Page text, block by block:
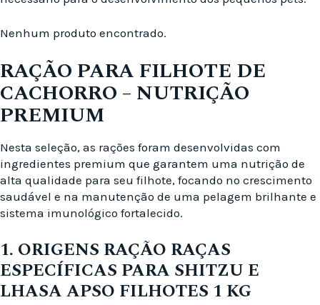
Nenhum produto encontrado.
RAÇÃO PARA FILHOTE DE
CACHORRO – NUTRIÇÃO
PREMIUM
Nesta seleção, as rações foram desenvolvidas com
ingredientes premium que garantem uma nutrição de
alta qualidade para seu filhote, focando no crescimento
saudável e na manutenção de uma pelagem brilhante e
sistema imunológico fortalecido.
1. ORIGENS RAÇÃO RAÇAS
ESPECÍFICAS PARA SHITZU E
LHASA APSO FILHOTES 1 KG